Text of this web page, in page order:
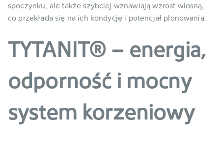
spoczynku, ale także szybciej wznawiają wzrost wiosną,
co przekłada się na ich kondycję i potencjał plonowania.
TYTANIT® – energia,
odporność i mocny
system korzeniowy